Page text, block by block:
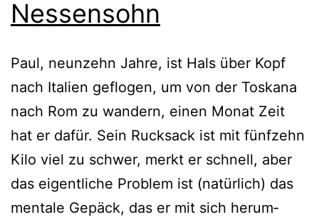
Nessensohn
Paul, neun­zehn Jahre, ist Hals über Kopf
nach Italien geflo­gen, um von der Toskana
nach Rom zu wan­dern, einen Monat Zeit
hat er dafür. Sein Rucksack ist mit fünf­zehn
Kilo viel zu schwer, merkt er schnell, aber
das eigent­li­che Problem ist (natür­lich) das
men­ta­le Gepäck, das er mit sich her­um­